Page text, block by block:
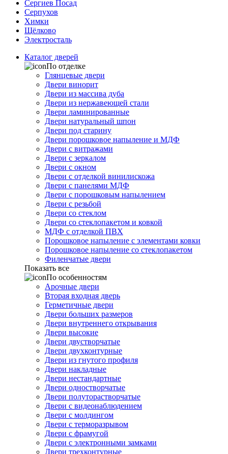
Сергиев Посад
Серпухов
Химки
Щёлково
Электросталь
Каталог дверей
По отделке
Глянцевые двери
Двери винорит
Двери из массива дуба
Двери из нержавеющей стали
Двери ламинированные
Двери натуральный шпон
Двери под старину
Двери порошковое напыление и МДФ
Двери с витражами
Двери с зеркалом
Двери с окном
Двери с отделкой винилискожа
Двери с панелями МДФ
Двери с порошковым напылением
Двери с резьбой
Двери со стеклом
Двери со стеклопакетом и ковкой
МДФ с отделкой ПВХ
Порошковое напыление с элементами ковки
Порошковое напыление со стеклопакетом
Филенчатые двери
Показать все
По особенностям
Арочные двери
Вторая входная дверь
Герметичные двери
Двери больших размеров
Двери внутреннего открывания
Двери высокие
Двери двустворчатые
Двери двухконтурные
Двери из гнутого профиля
Двери накладные
Двери нестандартные
Двери одностворчатые
Двери полуторастворчатые
Двери с видеонаблюдением
Двери с молдингом
Двери с терморазрывом
Двери с фрамугой
Двери с электронными замками
Двери трехконтурные